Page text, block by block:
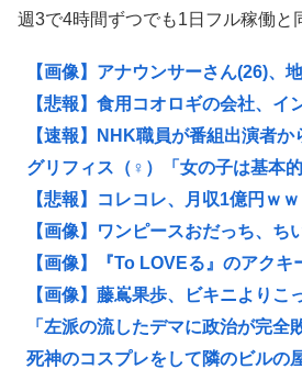
週3で4時間ずつでも1日フル稼働と
【画像】アナウンサーさん(26)、
【悲報】食用コオロギの会社、イ
【速報】NHK職員が番組出演者か
グリフィス（♀）「女の子は基本
【悲報】コレコレ、月収1億円ｗ
【画像】ワンピースおだっち、ち
【画像】『To LOVEる』のアクキ
【画像】藤嶌果歩、ビキニよりこ
「左派の流したデマに政治が完全
死神のコスプレをして隣のビルの